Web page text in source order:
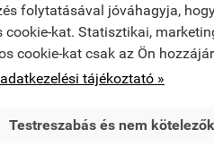
folytatásával jóváhagyja,
cookie-kat. Statisztikai,
cookie-kat csak az Ön
tájékoztató »
Testreszabás és nem